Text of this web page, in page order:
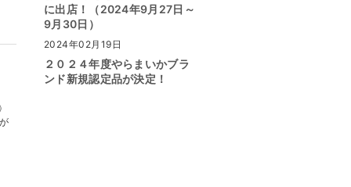
に出店！（2024年9月27日～
9月30日）
2024年02月19日
２０２４年度やらまいかブラ
ンド新規認定品が決定！